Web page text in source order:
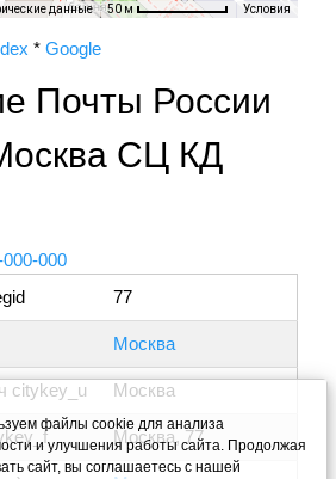
данные 50 м Условия
* Google
Почты России
СЦ КД
000
77
Москва
citykey_u Москва
Москва, 77
файлы cookie для анализа
и улучшения работы сайта. Продолжая
сайт, вы соглашаетесь с нашей